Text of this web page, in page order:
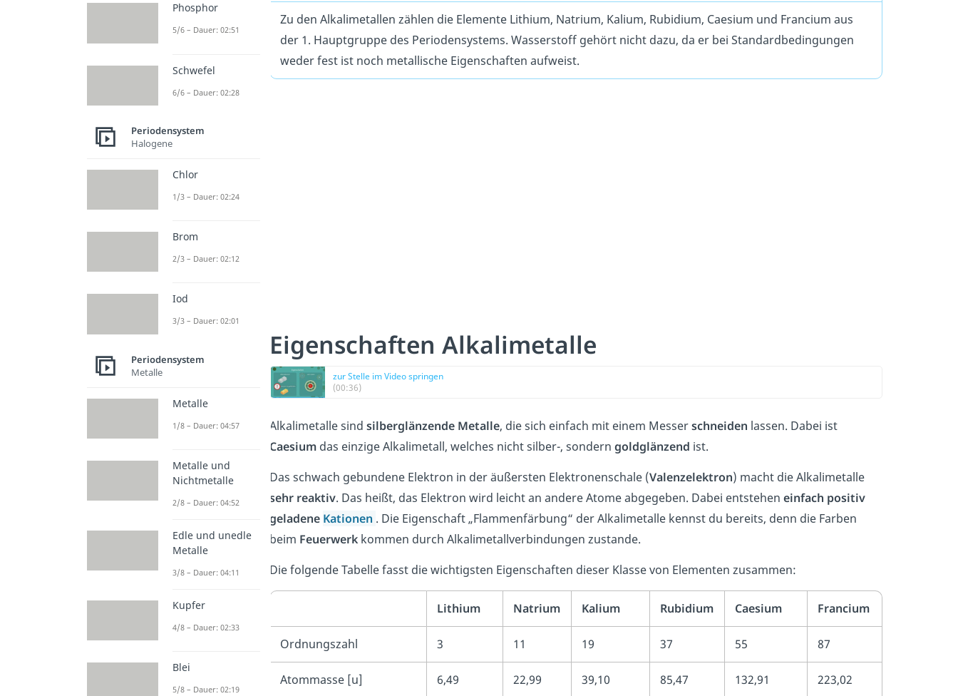
Zu den Alkalimetallen zählen die Elemente Lithium, Natrium, Kalium, Rubidium, Caesium und Francium aus
der 1. Hauptgruppe des Periodensystems. Wasserstoff gehört nicht dazu, da er bei Standardbedingungen
weder fest ist noch metallische Eigenschaften aufweist.
Eigenschaften Alkalimetalle
zur Stelle im Video springen
(00:36)
Alkalimetalle sind silberglänzende Metalle, die sich einfach mit einem Messerschneiden lassen. Dabei ist
Caesiumdas einzige Alkalimetall, welches nicht silber-, sondern goldglänzend ist.
Das schwach gebundene Elektron in der äußersten Elektronenschale (Valenzelektron) macht die Alkalimetalle
sehr reaktiv. Das heißt, das Elektron wird leicht an andere Atome abgegeben. Dabei entstehen einfach positiv
geladene Kationen . Die Eigenschaft „Flammenfärbung“ der Alkalimetalle kennst du bereits, denn die Farben
beim Feuerwerkkommen durch Alkalimetallverbindungen zustande.
Die folgende Tabelle fasst die wichtigsten Eigenschaften dieser Klasse von Elementen zusammen:
Lithium Natrium Kalium Rubidium Caesium Francium
Ordnungszahl 3 11 19 37 55 87
Atommasse [u] 6,49 22,99 39,10 85,47 132,91 223,02
Phosphor
5/6 – Dauer: 02:51
Schwefel
6/6 – Dauer: 02:28
Periodensystem
Halogene
Chlor
1/3 – Dauer: 02:24
Brom
2/3 – Dauer: 02:12
Iod
3/3 – Dauer: 02:01
Periodensystem
Metalle
Metalle
1/8 – Dauer: 04:57
Metalle und
Nichtmetalle
2/8 – Dauer: 04:52
Edle und unedle
Metalle
3/8 – Dauer: 04:11
Kupfer
4/8 – Dauer: 02:33
Blei
5/8 – Dauer: 02:19